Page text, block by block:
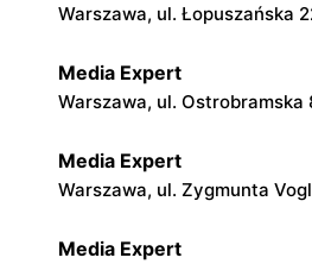
Warszawa, ul. Łopuszańska
Media Expert
Warszawa, ul. Ostrobramska
Media Expert
Warszawa, ul. Zygmunta
Media Expert